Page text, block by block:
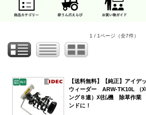
1 / 1ページ （全7件）
【送料無料】【純正】アイ
ウィーダー ARW-TK10L （
ング８連）刈払機 除草作
ンドに！